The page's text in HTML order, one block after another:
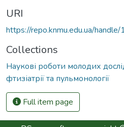
URI
https://repo.knmu.edu.ua/
Collections
Наукові роботи молодих
фтизіатрії та пульмонології
Full item page